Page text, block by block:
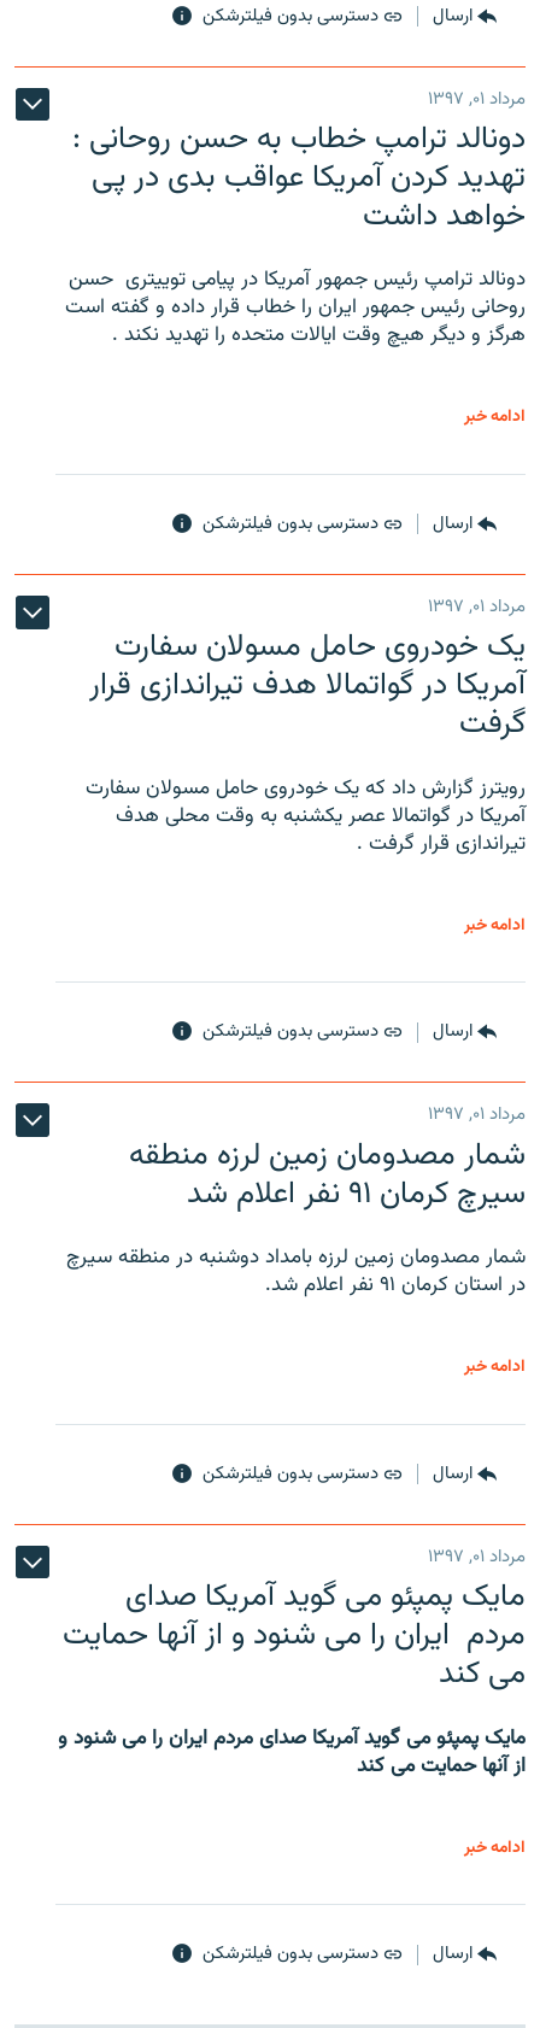
ارسال دسترسی بدون فیلترشکن
مرداد ۰۱, ۱۳۹۷
دونالد ترامپ خطاب به حسن روحانی :
تهدید کردن آمریکا عواقب بدی در پی
خواهد داشت
دونالد ترامپ رئیس جمهور آمریکا در پیامی توییتری ‌ حسن
روحانی رئیس جمهور ایران را خطاب قرار داده و گفته است
هرگز و دیگر هیچ وقت ایالات متحده را تهدید نکند .
ادامه خبر
ارسال دسترسی بدون فیلترشکن
مرداد ۰۱, ۱۳۹۷
یک خودروی حامل مسولان سفارت
آمریکا در گواتمالا هدف تیراندازی قرار
گرفت
رویترز گزارش داد که یک خودروی حامل مسولان سفارت
آمریکا در گواتمالا عصر یکشنبه به وقت محلی هدف
تیراندازی قرار گرفت .
ادامه خبر
ارسال دسترسی بدون فیلترشکن
مرداد ۰۱, ۱۳۹۷
شمار مصدومان زمین لرزه منطقه
سیرچ کرمان ۹۱ نفر اعلام شد
شمار مصدومان زمین لرزه بامداد دوشنبه در منطقه سیرچ
در استان کرمان ۹۱ نفر اعلام شد.
ادامه خبر
ارسال دسترسی بدون فیلترشکن
مرداد ۰۱, ۱۳۹۷
مایک پمپئو می گوید آمریکا صدای
مردم ایران را می شنود و از آنها حمایت
می کند
مایک پمپئو می گوید آمریکا صدای مردم ایران را می شنود و
از آنها حمایت می کند
ادامه خبر
ارسال دسترسی بدون فیلترشکن